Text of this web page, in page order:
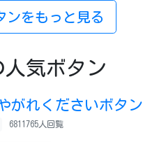
ンをもっと見る
人気ボタン
がれくださいボタン
6811765人回覧